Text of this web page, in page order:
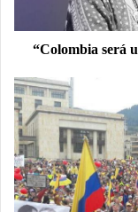
“Colombia será